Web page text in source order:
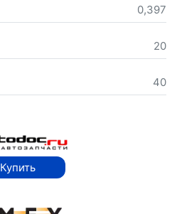
0,397
20
40
Купить